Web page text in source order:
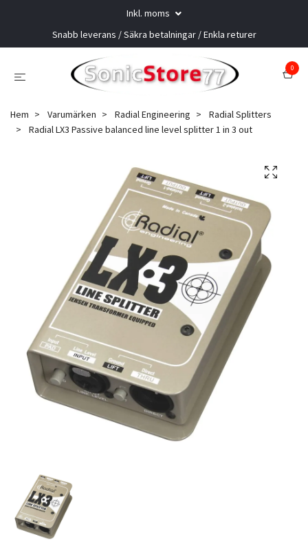
Inkl. moms
Snabb leverans / Säkra betalningar / Enkla returer
0
Hem Varumärken Radial Engineering
Radial Splitters
Radial LX3 Passive balanced line level splitter 1 in 3 out